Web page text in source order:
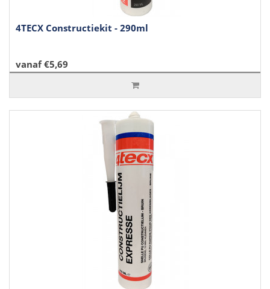
4TECX Constructiekit - 290ml
vanaf €5,69